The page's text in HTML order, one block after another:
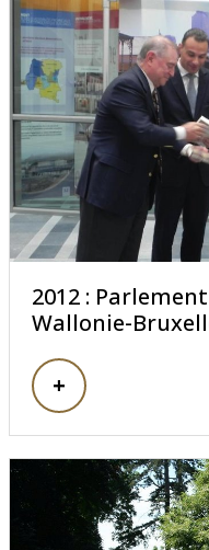
2012 :
Wallonie-